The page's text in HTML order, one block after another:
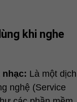
khi nghe
nhạc: Là một dịch
nghệ (Service